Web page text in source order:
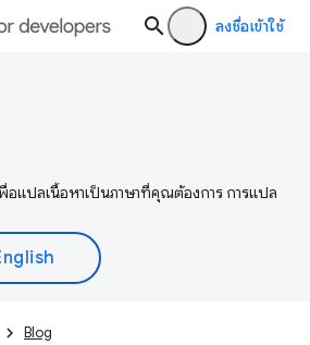
ลงชื่อเข้าใช้
อแปลเนื้อหาเป็นภาษาที่คุณต้องการ การแปล
Blog